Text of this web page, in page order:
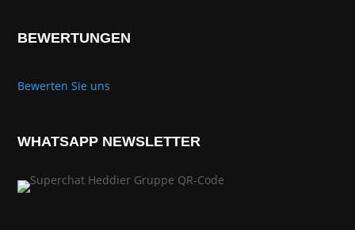
BEWERTUNGEN
Bewerten Sie uns
WHATSAPP NEWSLETTER